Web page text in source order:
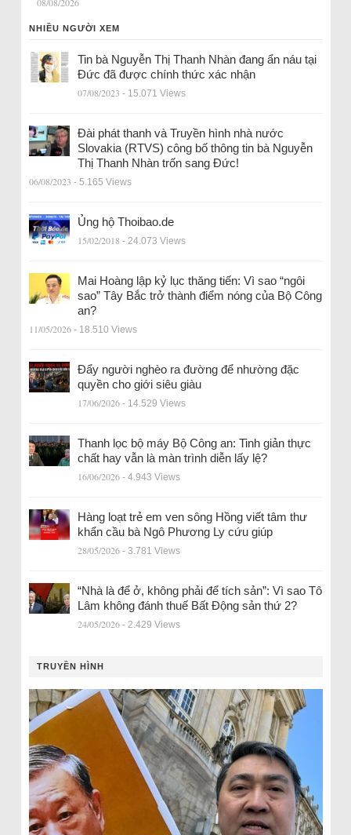
NHIỀU NGƯỜI XEM
Tin bà Nguyễn Thị Thanh Nhàn đang ẩn náu tại
Đức đã được chính thức xác nhận
07/08/2023 - 15.071 Views
Đài phát thanh và Truyền hình nhà nước
Slovakia (RTVS) công bố thông tin bà Nguyễn
Thị Thanh Nhàn trốn sang Đức!
06/08/2023 - 5.165 Views
Ủng hộ Thoibao.de
15/02/2018 - 24.073 Views
Mai Hoàng lập kỷ lục thăng tiến: Vì sao “ngôi
sao” Tây Bắc trở thành điểm nóng của Bộ Công
an?
11/05/2026 - 18.510 Views
Đẩy người nghèo ra đường để nhường đặc
quyền cho giới siêu giàu
17/06/2026 - 14.529 Views
Thanh lọc bộ máy Bộ Công an: Tinh giản thực
chất hay vẫn là màn trình diễn lấy lệ?
16/06/2026 - 4.943 Views
Hàng loạt trẻ em ven sông Hồng viết tâm thư
khẩn cầu bà Ngô Phương Ly cứu giúp
28/05/2026 - 3.781 Views
“Nhà là để ở, không phải để tích sản”: Vì sao Tô
Lâm không đánh thuế Bất Động sản thứ 2?
24/05/2026 - 2.429 Views
TRUYỀN HÌNH